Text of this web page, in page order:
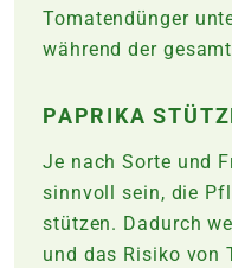
Tomatendünger
während der
PAPRIKA
Je nach Sorte und
sinnvoll sein, die
stützen. Dadurch
und das Risiko von